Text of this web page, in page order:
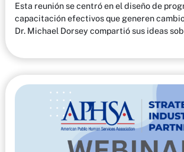
Esta reunión se centró en el diseño de
capacitación efectivos que generen
Dr. Michael Dorsey compartió sus ideas